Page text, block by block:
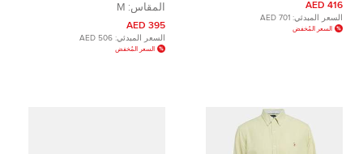
بنقوش زرقاء كحلية
416 AED
السعر المبدئي: 701 AED
السعر المُخفض
بقطع متوسطة بنقشة شيكات بنية
مقاس متوسط
المقاس: M
395 AED
السعر المبدئي: 506 AED
السعر المُخفض